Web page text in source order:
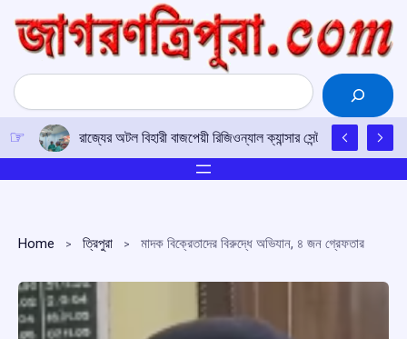
content
Search
রাজ্যের অটল বিহারী বাজপেয়ী রিজিওন্যাল ক্যান্সার সেন্টারে উত্তর-
Home ত্রিপুরা মাদক বিক্রেতাদের বিরুদ্ধে অভিযান, ৪ জন গ্রেফতার